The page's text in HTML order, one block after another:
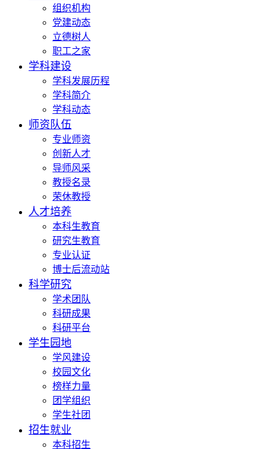
组织机构
党建动态
立德树人
职工之家
学科建设
学科发展历程
学科简介
学科动态
师资队伍
专业师资
创新人才
导师风采
教授名录
荣休教授
人才培养
本科生教育
研究生教育
专业认证
博士后流动站
科学研究
学术团队
科研成果
科研平台
学生园地
学风建设
校园文化
榜样力量
团学组织
学生社团
招生就业
本科招生